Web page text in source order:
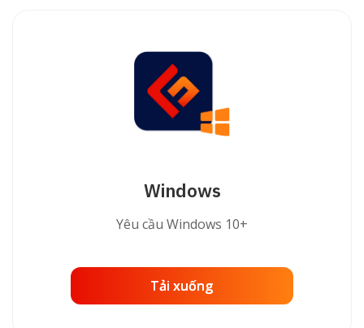
Windows
Yêu cầu Windows 10+
Tải xuống
Tải xuống